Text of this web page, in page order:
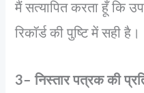
मैं सत्यापित करता हूँ कि
रिकॉर्ड की पुष्टि में सही है।
3– निस्तार पत्रक की